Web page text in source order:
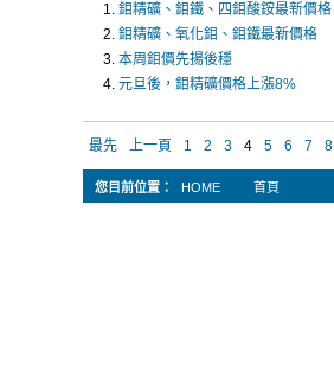
鉬精礦、鉬鐵、四鉬酸銨最新價格
鉬精礦、氧化鉬、鉬鐵最新價格
本周鉬價先揚後穩
元旦後，鉬精礦價格上漲8%
最先 上一頁 1 2 3 4 5 6 7 8
您目前位置： HOME 首頁